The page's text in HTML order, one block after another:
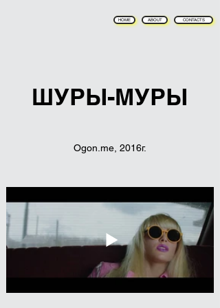
HOME ABOUT CONTACTS
ШУРЫ-МУРЫ
Ogon.me, 2016г.